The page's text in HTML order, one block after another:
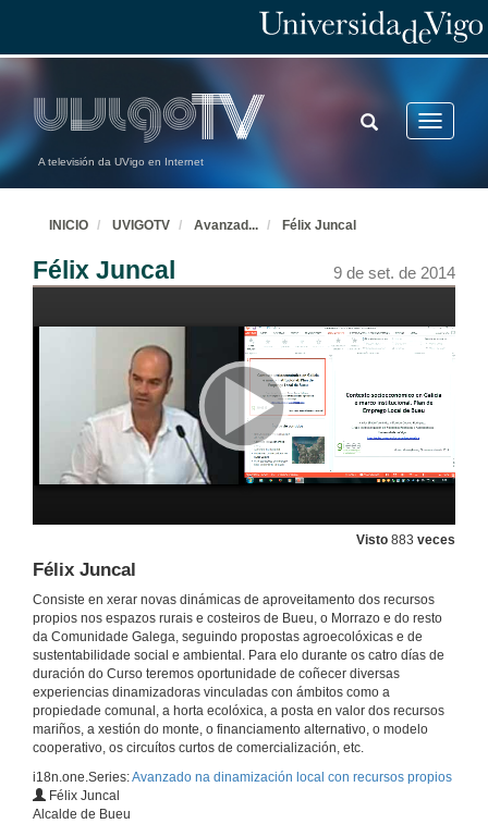
A televisión da UVigo en Internet
Toggle
TOGGLE
SEARCH
INICIO UVIGOTV Avanzad... Félix Juncal
Félix Juncal 9 de set. de 2014
Visto 883 veces
Félix Juncal
Consiste en xerar novas dinámicas de aproveitamento dos recursos
propios nos espazos rurais e costeiros de Bueu, o Morrazo e do resto
da Comunidade Galega, seguindo propostas agroecolóxicas e de
sustentabilidade social e ambiental. Para elo durante os catro días de
duración do Curso teremos oportunidade de coñecer diversas
experiencias dinamizadoras vinculadas con ámbitos como a
propiedade comunal, a horta ecolóxica, a posta en valor dos recursos
mariños, a xestión do monte, o financiamento alternativo, o modelo
cooperativo, os circuítos curtos de comercialización, etc.
i18n.one.Series:Avanzado na dinamización local con recursos propios
Félix Juncal
Alcalde de Bueu